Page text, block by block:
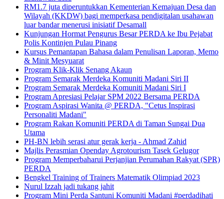
RM1.7 juta diperuntukkan Kementerian Kemajuan Desa dan
Wilayah (KKDW) bagi memperkasa pendigitalan usahawan
luar bandar menerusi inisiatif Desamall
Kunjungan Hormat Pengurus Besar PERDA ke Ibu Pejabat
Polis Kontinjen Pulau Pinang
Kursus Pemantapan Bahasa dalam Penulisan Laporan, Memo
& Minit Mesyuarat
Program Klik-Klik Senang Akaun
Program Semarak Merdeka Komuniti Madani Siri II
Program Semarak Merdeka Komuniti Madani Siri I
Program Apresiasi Pelajar SPM 2022 Bersama PERDA
Program Aspirasi Wanita @ PERDA, "Cetus Inspirasi
Personaliti Madani"
Program Rakan Komuniti PERDA di Taman Sungai Dua
Utama
PH-BN lebih serasi atur gerak kerja - Ahmad Zahid
Majlis Perasmian Openday Agrotourism Tasek Gelugor
Program Memperbaharui Perjanjian Perumahan Rakyat (SPR)
PERDA
Bengkel Training of Trainers Matematik Olimpiad 2023
Nurul Izzah jadi tukang jahit
Program Mini Perda Santuni Komuniti Madani #perdadihati